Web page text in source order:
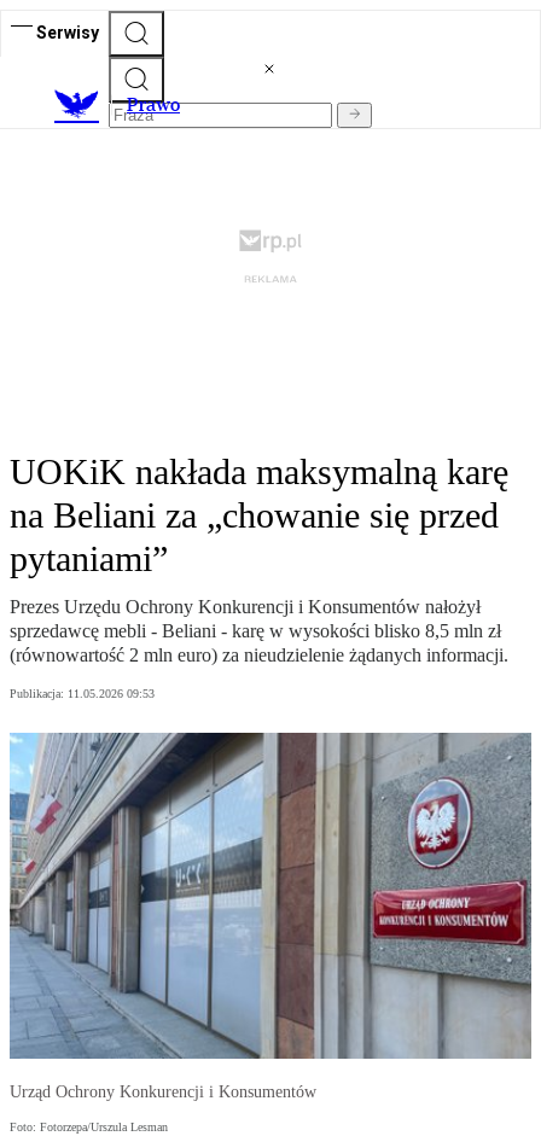
Serwisy
Prawo
UOKiK nakłada maksymalną karę
na Beliani za „chowanie się przed
pytaniami”
Prezes Urzędu Ochrony Konkurencji i Konsumentów nałożył
sprzedawcę mebli - Beliani - karę w wysokości blisko 8,5 mln zł
(równowartość 2 mln euro) za nieudzielenie żądanych informacji.
Publikacja: 11.05.2026 09:53
Urząd Ochrony Konkurencji i Konsumentów
Foto: Fotorzepa/Urszula Lesman